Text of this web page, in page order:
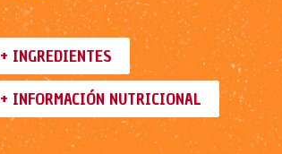
+ INGREDIENTES
+ INFORMACIÓN NUTRICIONAL